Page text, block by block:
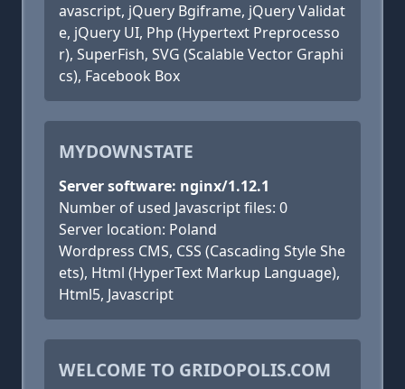
avascript, jQuery Bgiframe, jQuery Validat
e, jQuery UI, Php (Hypertext Preprocesso
r), SuperFish, SVG (Scalable Vector Graphi
cs), Facebook Box
MYDOWNSTATE
Server software: nginx/1.12.1
Number of used Javascript files: 0
Server location: Poland
Wordpress CMS, CSS (Cascading Style She
ets), Html (HyperText Markup Language),
Html5, Javascript
WELCOME TO GRIDOPOLIS.COM